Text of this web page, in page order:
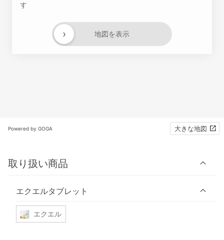
す
地図を表示
›
Powered by GOGA 大きな地図
取り扱い商品
エクエルタブレット
エクエル